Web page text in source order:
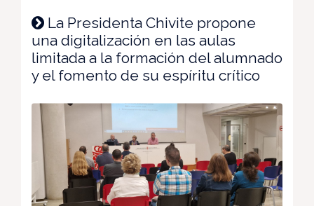
La Presidenta Chivite propone
una digitalización en las aulas
limitada a la formación del alumnado
y el fomento de su espíritu crítico